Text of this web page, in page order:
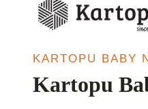
KARTOPU BABY
Kartopu